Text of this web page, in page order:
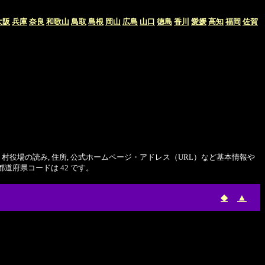
阪 兵庫 奈良 和歌山 鳥取 島根 岡山 広島 山口 徳島 香川 愛媛 高知 福岡 佐賀
場の読み, 住所, 公式ホームページ・アドレス（URL）など基本情報や
府県コードは 42 です。
◆ ▲